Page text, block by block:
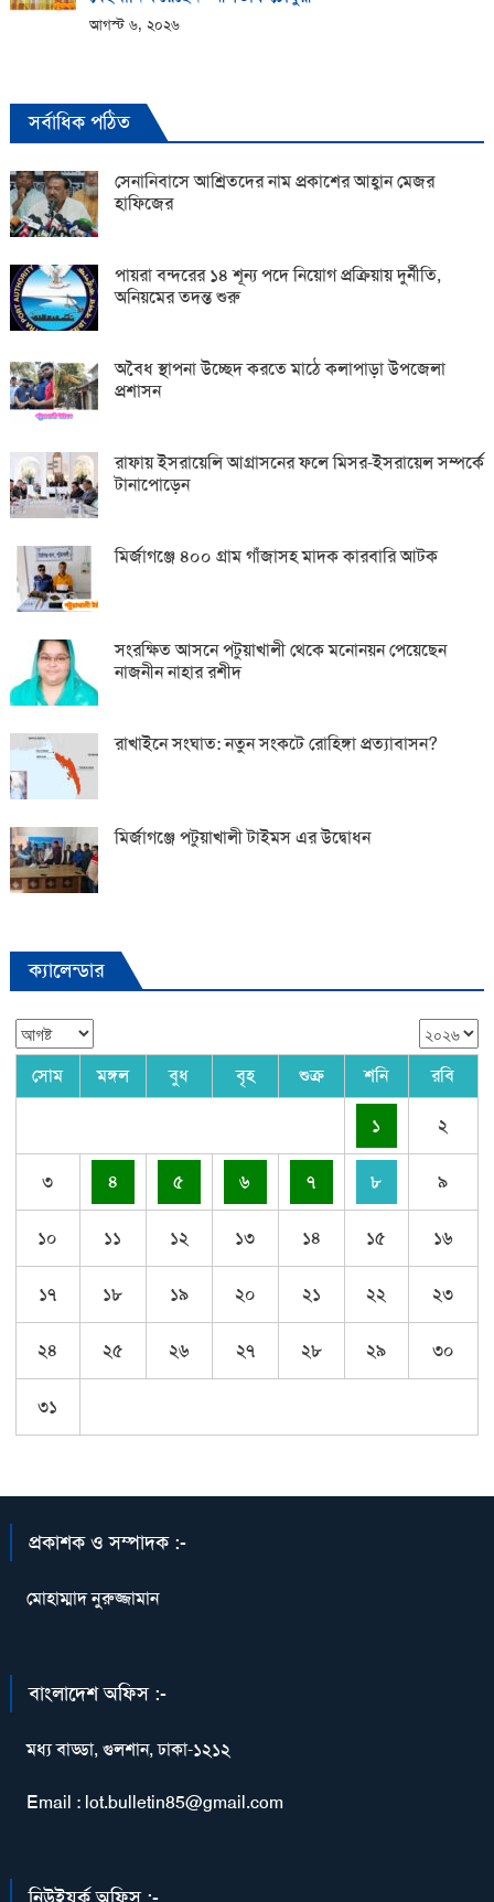
আগস্ট ৬, ২০২৬
সর্বাধিক পঠিত
সেনানিবাসে আশ্রিতদের নাম প্রকাশের আহ্বান মেজর
হাফিজের
পায়রা বন্দরের ১৪ শূন্য পদে নিয়োগ প্রক্রিয়ায় দুর্নীতি,
অনিয়মের তদন্ত শুরু
অবৈধ স্থাপনা উচ্ছেদ করতে মাঠে কলাপাড়া উপজেলা
প্রশাসন
রাফায় ইসরায়েলি আগ্রাসনের ফলে মিসর-ইসরায়েল সম্পর্কে
টানাপোড়েন
মির্জাগঞ্জে ৪০০ গ্রাম গাঁজাসহ মাদক কারবারি আটক
সংরক্ষিত আসনে পটুয়াখালী থেকে মনোনয়ন পেয়েছেন
নাজনীন নাহার রশীদ
রাখাইনে সংঘাত: নতুন সংকটে রোহিঙ্গা প্রত্যাবাসন?
মির্জাগঞ্জে পটুয়াখালী টাইমস এর উদ্বোধন
ক্যালেন্ডার
সোম মঙ্গল বুধ বৃহ শুক্র শনি রবি
১ ২
৩ ৪ ৫ ৬ ৭ ৮ ৯
১০ ১১ ১২ ১৩ ১৪ ১৫ ১৬
১৭ ১৮ ১৯ ২০ ২১ ২২ ২৩
২৪ ২৫ ২৬ ২৭ ২৮ ২৯ ৩০
৩১
প্রকাশক ও সম্পাদক :-
মোহাম্মাদ নুরুজ্জামান
বাংলাদেশ অফিস :-
মধ্য বাড্ডা, গুলশান, ঢাকা-১২১২
Email : lot.bulletin85@gmail.com